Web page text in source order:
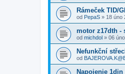
Rámeček TID/
od PepaS » 18 úno
motor z17dth -
od michdol » 06
Nefunkční
od
Napojenie 1din